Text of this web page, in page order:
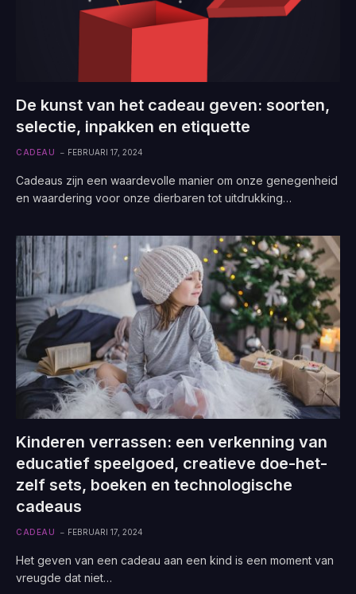
De kunst van het cadeau geven: soorten,
selectie, inpakken en etiquette
CADEAU FEBRUARI 17, 2024
Cadeaus zijn een waardevolle manier om onze genegenheid
en waardering voor onze dierbaren tot uitdrukking…
Kinderen verrassen: een verkenning van
educatief speelgoed, creatieve doe-het-
zelf sets, boeken en technologische
cadeaus
CADEAU FEBRUARI 17, 2024
Het geven van een cadeau aan een kind is een moment van
vreugde dat niet…